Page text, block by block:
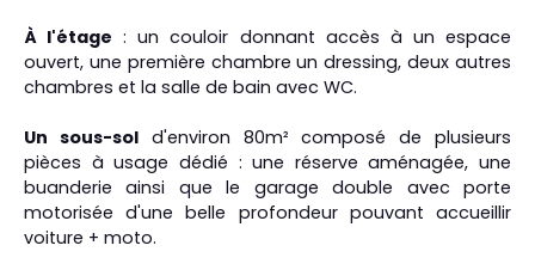
À l'étage : un couloir donnant accès à un espace
ouvert, une première chambre un dressing, deux autres
chambres et la salle de bain avec WC.
Un sous-sol d'environ 80m² composé de plusieurs
pièces à usage dédié : une réserve aménagée, une
buanderie ainsi que le garage double avec porte
motorisée d'une belle profondeur pouvant accueillir
voiture + moto.